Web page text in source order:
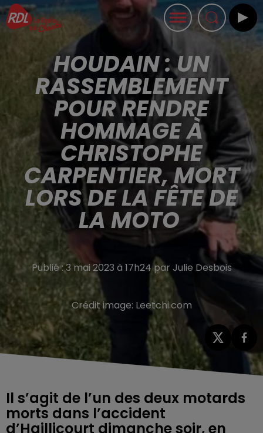
HOUDAIN : UN
RASSEMBLEMENT
POUR RENDRE
HOMMAGE À
CHRISTOPHE
CARPENTIER, MORT
LORS DE LA FÊTE DE
LA MOTO
Publié : 3 mai 2023 à 17h24 par Julie Desbois
Crédit image: Leetchi.com
Il s’agit de l’un des deux motards
morts dans l’accident
d’Haillicourt dimanche soir, en